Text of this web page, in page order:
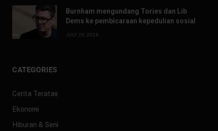
Burnham mengundang Tories dan Lib
Dems ke pembicaraan kepedulian sosial
JULY 29, 2026
CATEGORIES
Cerita Teratas
Ekonomi
Hiburan & Seni